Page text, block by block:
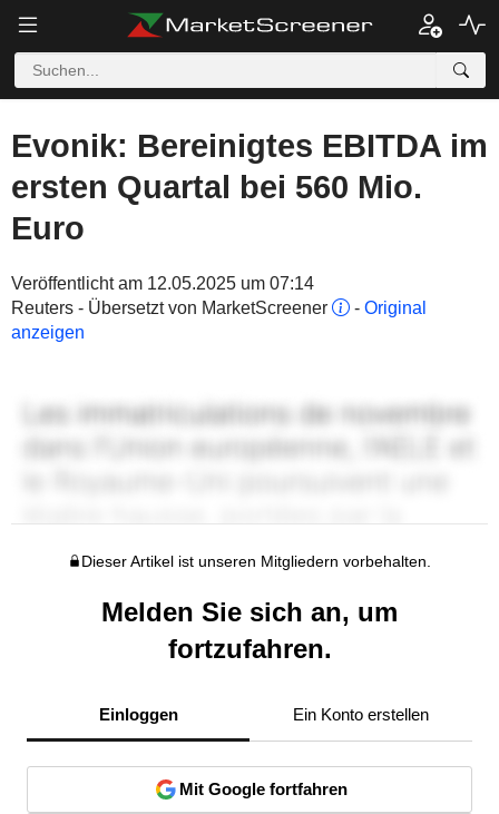
Evonik: Bereinigtes EBITDA im
ersten Quartal bei 560 Mio.
Euro
Veröffentlicht am 12.05.2025 um 07:14
Reuters - Übersetzt von MarketScreener
- Original
anzeigen
Dieser Artikel ist unseren Mitgliedern vorbehalten.
Melden Sie sich an, um
fortzufahren.
Einloggen Ein Konto erstellen
Mit Google fortfahren